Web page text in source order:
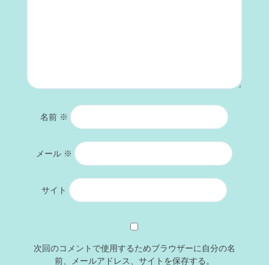
名前 ※
メール ※
サイト
次回のコメントで使用するためブラウザーに自分の名
前、メールアドレス、サイトを保存する。